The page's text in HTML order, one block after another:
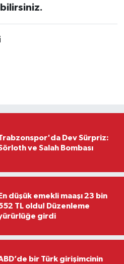
Dev Sürpriz:
ve Salah Bombası
En düşük emekli maaşı 23 bin
TL oldu! Düzenleme
girdi
bir Türk girişimcinin